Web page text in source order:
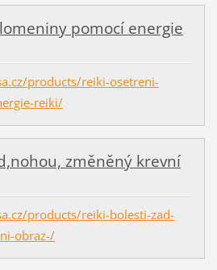
pomocí energie
products/reiki-osetreni-
reiki/
změněný krevní
products/reiki-bolesti-zad-
obraz-/